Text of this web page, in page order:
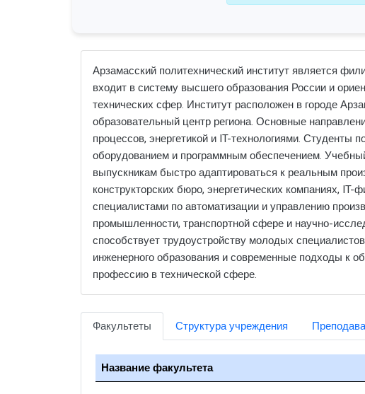
Арзамасский политехнический институт является
входит в систему высшего образования России и
технических сфер. Институт расположен в городе
образовательный центр региона. Основные
процессов, энергетикой и IT-технологиями.
оборудованием и программным обеспечением.
выпускникам быстро адаптироваться к реальным
конструкторских бюро, энергетических компаниях,
специалистами по автоматизации и управлению
промышленности, транспортной сфере и научно-
способствует трудоустройству молодых
инженерного образования и современные подходы к
профессию в технической сфере.
Факультеты Структура учреждения
Название факультета